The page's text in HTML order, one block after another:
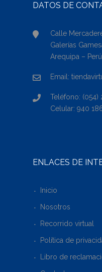
DATOS DE
Calle
Galerías
Arequipa – Perú
Email:
Teléfono: (054)
Celular: 940
ENLACES DE
Inicio
Nosotros
Recorrido virtual
Política de
Libro de